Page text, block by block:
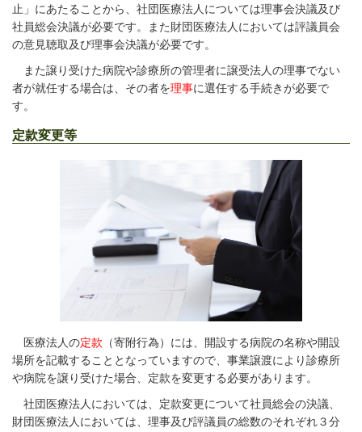
止」にあたることから、社団医療法人については理事会決議及び
社員総会決議が必要です。また財団医療法人においては評議員会
の意見聴取及び理事会決議が必要です。
また譲り受けた病院や診療所の管理者に譲受法人の理事でない
者が就任する場合は、その者を理事に選任する手続きが必要で
す。
定款変更等
医療法人の定款 （寄附行為）には、開設する病院の名称や開設
場所を記載することとなっていますので、事業譲渡により診療所
や病院を譲り受けた場合、定款を変更する必要があります。
社団医療法人においては、定款変更について社員総会の決議、
財団医療法人においては、理事及び評議員の総数のそれぞれ３分